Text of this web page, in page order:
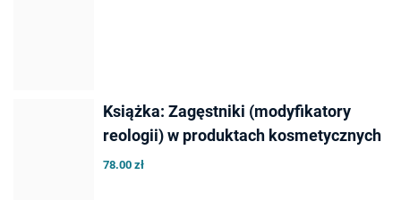
Książka: Zagęstniki (modyfikatory
reologii) w produktach kosmetycznych
78.00 zł